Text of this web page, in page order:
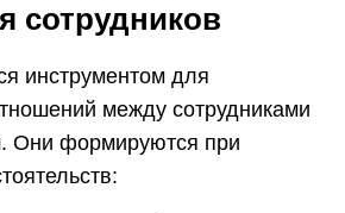
сотрудников
инструментом для
между сотрудниками
Они формируются при